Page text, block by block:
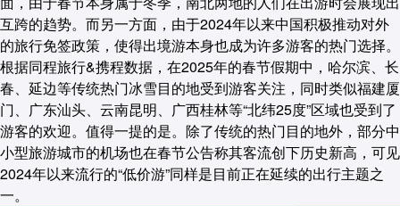
互跨的趋势。而另一方面，由于2024年以来中国积极推动对外
的旅行免签政策，使得出境游本身也成为许多游客的热门选择。
根据同程旅行&携程数据，在2025年的春节假期中，哈尔滨、长
春、延边等传统热门冰雪目的地受到游客关注，同时类似福建厦
门、广东汕头、云南昆明、广西桂林等“北纬25度”区域也受到了
游客的欢迎。值得一提的是。除了传统的热门目的地外，部分中
小型旅游城市的机场也在春节公告称其客流创下历史新高，可见
2024年以来流行的“低价游”同样是目前正在延续的出行主题之
一。